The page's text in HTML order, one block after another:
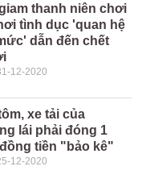
thanh niên chơi
tình dục 'quan hệ
dẫn đến chết
12-2020
xe tải của
lái phải đóng 1
tiền "bảo kê"
12-2020